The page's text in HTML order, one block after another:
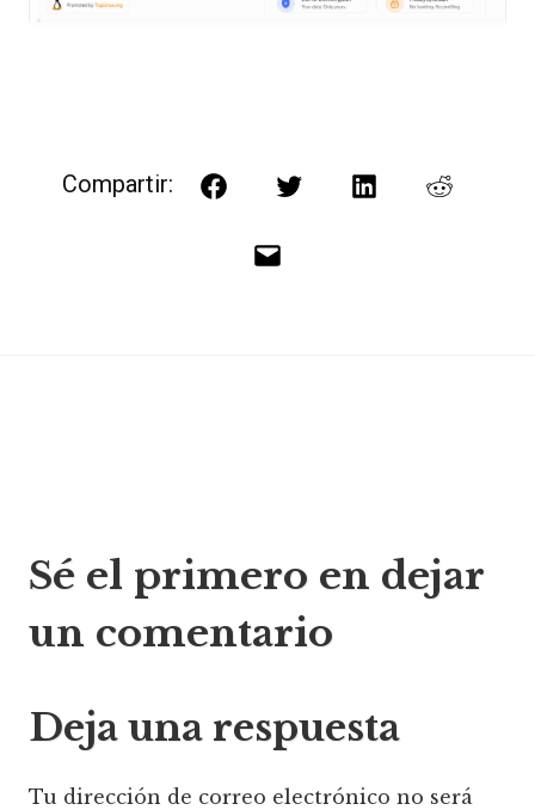
Compartir: FacebookTwitterLinkedInReddit
Correo
de
Sé el primero en dejar
un comentario
Deja una respuesta
Tu dirección de correo electrónico no será